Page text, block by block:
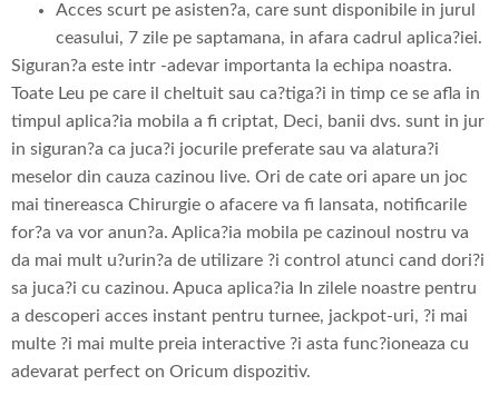
Acces scurt pe asisten?a, care sunt disponibile in jurul
ceasului, 7 zile pe saptamana, in afara cadrul aplica?iei.
Siguran?a este intr -adevar importanta la echipa noastra.
Toate Leu pe care il cheltuit sau ca?tiga?i in timp ce se afla in
timpul aplica?ia mobila a fi criptat, Deci, banii dvs. sunt in jur
in siguran?a ca juca?i jocurile preferate sau va alatura?i
meselor din cauza cazinou live. Ori de cate ori apare un joc
mai tinereasca Chirurgie o afacere va fi lansata, notificarile
for?a va vor anun?a. Aplica?ia mobila pe cazinoul nostru va
da mai mult u?urin?a de utilizare ?i control atunci cand dori?i
sa juca?i cu cazinou. Apuca aplica?ia In zilele noastre pentru
a descoperi acces instant pentru turnee, jackpot-uri, ?i mai
multe ?i mai multe preia interactive ?i asta func?ioneaza cu
adevarat perfect on Oricum dispozitiv.